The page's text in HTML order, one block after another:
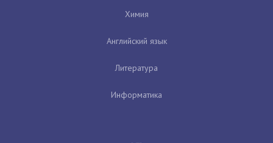
Химия
Английский язык
Литература
Информатика